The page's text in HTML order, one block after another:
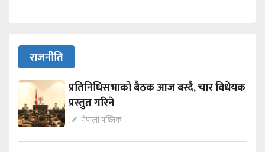
राजनीति
प्रतिनिधिसभाको बैठक आज बस्दै, चार विधेयक
प्रस्तुत गरिने
नेपाली पब्लिक